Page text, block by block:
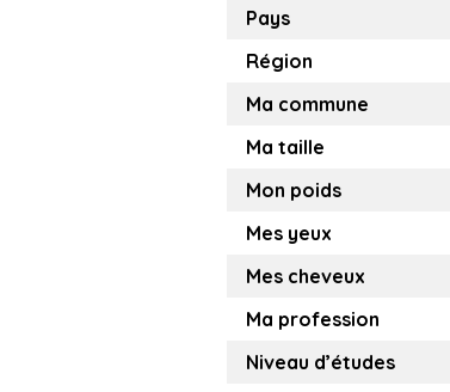
Pays
Région
Ma commune
Ma taille
Mon poids
Mes yeux
Mes cheveux
Ma profession
Niveau d’études